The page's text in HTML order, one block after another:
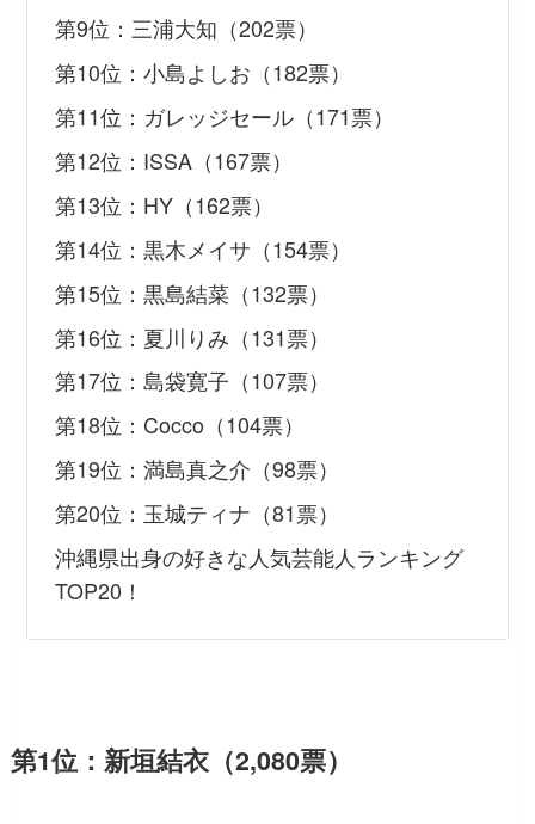
第9位：三浦大知（202票）
第10位：小島よしお（182票）
第11位：ガレッジセール（171票）
第12位：ISSA（167票）
第13位：HY（162票）
第14位：黒木メイサ（154票）
第15位：黒島結菜（132票）
第16位：夏川りみ（131票）
第17位：島袋寛子（107票）
第18位：Cocco（104票）
第19位：満島真之介（98票）
第20位：玉城ティナ（81票）
沖縄県出身の好きな人気芸能人ランキング
TOP20！
第1位：新垣結衣（2,080票）